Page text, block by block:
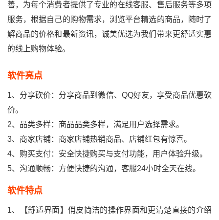
善，为每个消费者提供了专业的在线客服、售后服务等多项
服务，根据自己的购物需求，浏览平台精选的商品，随时了
解商品的价格和最新资讯，诚美优选为我们带来更舒适实惠
的线上购物体验。
软件亮点
1、分享砍价：分享商品到微信、QQ好友，享受商品优惠砍
价。
2、品类多样：商品品类多样，满足用户选择需求。
3、商家店铺：商家店铺热销商品、店铺红包有惊喜。
4、购买支付：安全快捷购买与支付功能，用户体验升级。
5、沟通顺畅：方便快捷的沟通，客服24小时全天在线。
软件特点
1、【舒适界面】俏皮简洁的操作界面和更清楚直接的介绍